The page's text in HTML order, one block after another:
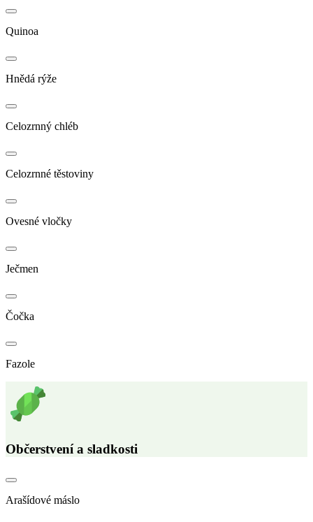
Quinoa
Hnědá rýže
Celozrnný chléb
Celozrnné těstoviny
Ovesné vločky
Ječmen
Čočka
Fazole
Občerstvení a sladkosti
Arašídové máslo